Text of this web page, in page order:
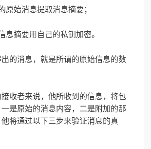
原始消息提取消息摘要；
息摘要用自己的私钥加密。
的消息，就是所谓的原始信息的数
收者来说，他所收到的信息，将包
是原始的消息内容，二是附加的那
将通过以下三步来验证消息的真